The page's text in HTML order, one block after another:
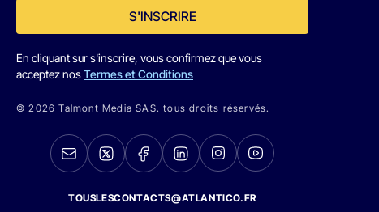
S'INSCRIRE
En cliquant sur s'inscrire, vous confirmez que vous
acceptez nosTermes et Conditions
© 2026 Talmont Media SAS. tous droits réservés.
TOUSLESCONTACTS@ATLANTICO.FR